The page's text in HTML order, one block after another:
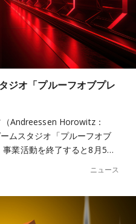
ジオ「プルーフオブプレ
Andreessen Horowitz：
ムスタジオ「プルーフオブ
業活動を終了すると8月5…
ニュース